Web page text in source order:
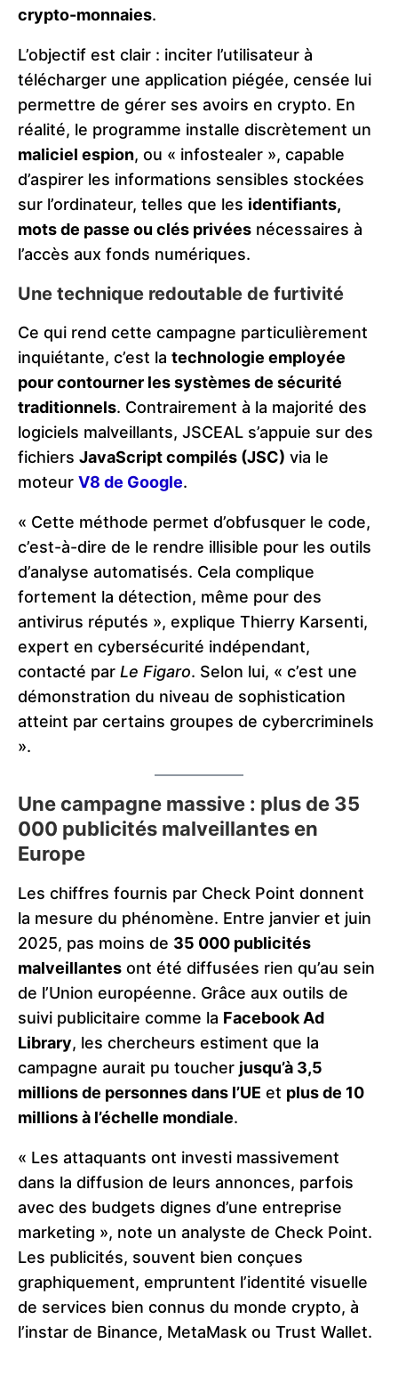
crypto-monnaies.
L’objectif est clair : inciter l’utilisateur à
télécharger une application piégée, censée lui
permettre de gérer ses avoirs en crypto. En
réalité, le programme installe discrètement un
maliciel espion, ou « infostealer », capable
d’aspirer les informations sensibles stockées
sur l’ordinateur, telles que les identifiants,
mots de passe ou clés privées nécessaires à
l’accès aux fonds numériques.
Une technique redoutable de furtivité
Ce qui rend cette campagne particulièrement
inquiétante, c’est la technologie employée
pour contourner les systèmes de sécurité
traditionnels. Contrairement à la majorité des
logiciels malveillants, JSCEAL s’appuie sur des
fichiers JavaScript compilés (JSC) via le
moteur V8 de Google.
« Cette méthode permet d’obfusquer le code,
c’est-à-dire de le rendre illisible pour les outils
d’analyse automatisés. Cela complique
fortement la détection, même pour des
antivirus réputés », explique Thierry Karsenti,
expert en cybersécurité indépendant,
contacté par Le Figaro. Selon lui, « c’est une
démonstration du niveau de sophistication
atteint par certains groupes de cybercriminels
».
Une campagne massive : plus de 35
000 publicités malveillantes en
Europe
Les chiffres fournis par Check Point donnent
la mesure du phénomène. Entre janvier et juin
2025, pas moins de 35 000 publicités
malveillantes ont été diffusées rien qu’au sein
de l’Union européenne. Grâce aux outils de
suivi publicitaire comme la Facebook Ad
Library, les chercheurs estiment que la
campagne aurait pu toucher jusqu’à 3,5
millions de personnes dans l’UE et plus de 10
millions à l’échelle mondiale.
« Les attaquants ont investi massivement
dans la diffusion de leurs annonces, parfois
avec des budgets dignes d’une entreprise
marketing », note un analyste de Check Point.
Les publicités, souvent bien conçues
graphiquement, empruntent l’identité visuelle
de services bien connus du monde crypto, à
l’instar de Binance, MetaMask ou Trust Wallet.